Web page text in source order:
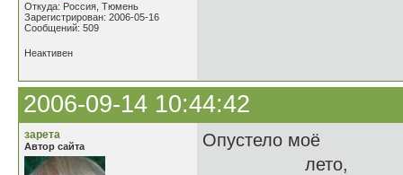
Откуда: Россия, Тюмень
Зарегистрирован: 2006-05-16
Сообщений: 509
Неактивен
2006-09-14 10:44:42
зарета
Автор сайта
Опустело моё
лето,